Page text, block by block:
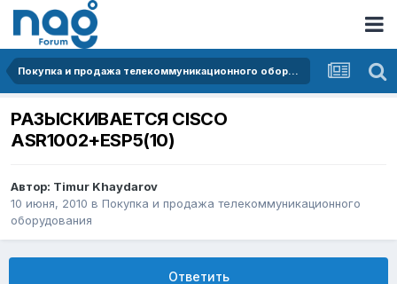
Покупка и продажа телекоммуникационного оборудования
РАЗЫСКИВАЕТСЯ CISCO
ASR1002+ESP5(10)
Автор: Timur Khaydarov
10 июня, 2010 в Покупка и продажа телекоммуникационного
оборудования
Ответить